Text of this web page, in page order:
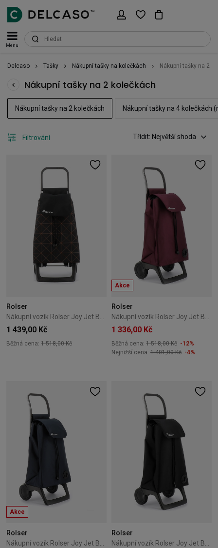
Menu
Delcaso Tašky Nákupní tašky na kolečkách Nákupní tašky na 2
Nákupní tašky na 2 kolečkách
Nákupní tašky na 2 kolečkách Nákupní tašky na 4 kolečkách
Třídit: Největší shoda
Filtrování
Rolser
1 439,00 Kč
Běžná cena: 1 518,00 Kč
Akce
Rolser
1 336,00 Kč
Běžná cena: 1 518,00 Kč -12%
Nejnižší cena: 1 401,00 Kč -4%
Akce
Rolser
Nákupní vozík Rolser Joy Jet Baby 2k – námořnická modř
Rolser
Nákupní vozík Rolser Joy Jet Baby 2k – černý